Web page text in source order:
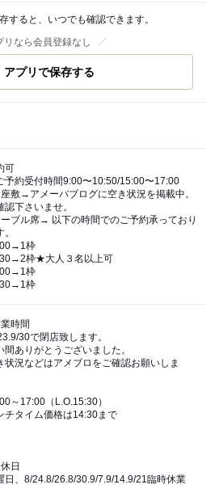
すると、いつでも確認できます。
リなら会員登録なし
アプリで保存する
可
予約受付時間9:00〜10:50/15:00〜17:00
敷→アメーバブログに空き状況を掲載中。
認下さいませ。
ブル席→ 以下の時間でのご予約承っており
枠
枠★大人３名以上可
枠
枠
時間
30で閉店致します。
間ありがとうございました。
状況などはアメブロをご確認お願いしま
～17:00（L.O.15:30）
チタイム価格は14:30まで
日
日、8/24.8/26.8/30.9/7.9/14.9/21臨時休業